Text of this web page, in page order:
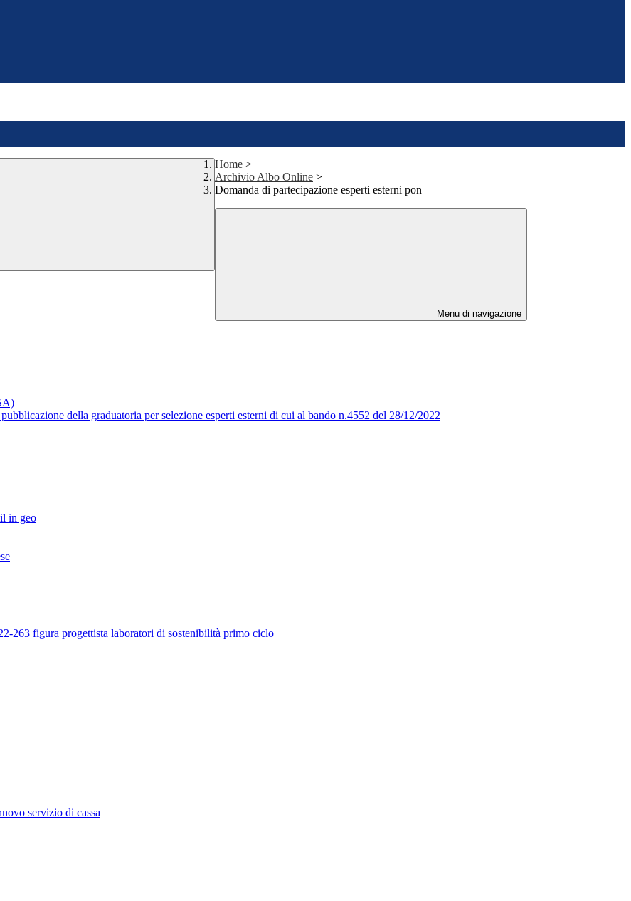
Home >
Archivio Albo Online >
Domanda di partecipazione esperti esterni pon
Menu di navigazione
della graduatoria per selezione esperti esterni di cui al bando n.4552 del 28/12/2022
in geo
263 figura progettista laboratori di sostenibilità primo ciclo
servizio di cassa